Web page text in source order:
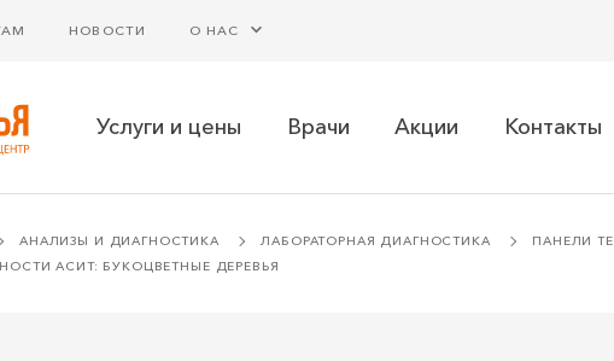
НОВОСТИ О НАС
Услуги и цены Врачи Акции Контакты
АНАЛИЗЫ И ДИАГНОСТИКА ЛАБОРАТОРНАЯ ДИАГНОСТИКА
ПАНЕЛИ
АСИТ: БУКОЦВЕТНЫЕ ДЕРЕВЬЯ